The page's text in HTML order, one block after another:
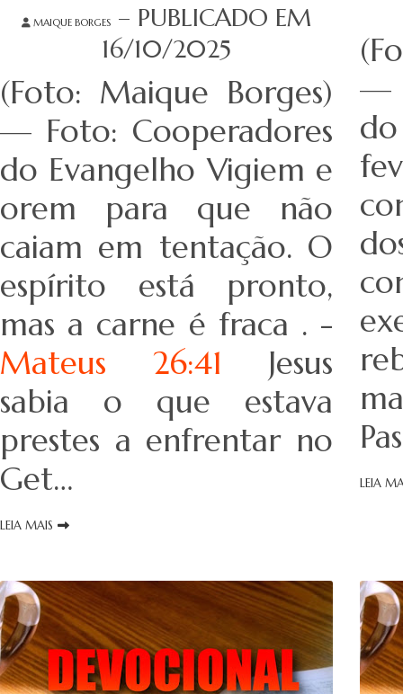
MAIQUE BORGES
– PUBLICADO EM
16/10/2025
(Foto: Maique Borges)
— Foto: Cooperadores
do Evangelho Vigiem e
orem para que não
caiam em tentação. O
espírito está pronto,
mas a carne é fraca . -
Mateus 26:41 Jesus
sabia o que estava
prestes a enfrentar no
Get…
LEIA MAIS
—
LEIA